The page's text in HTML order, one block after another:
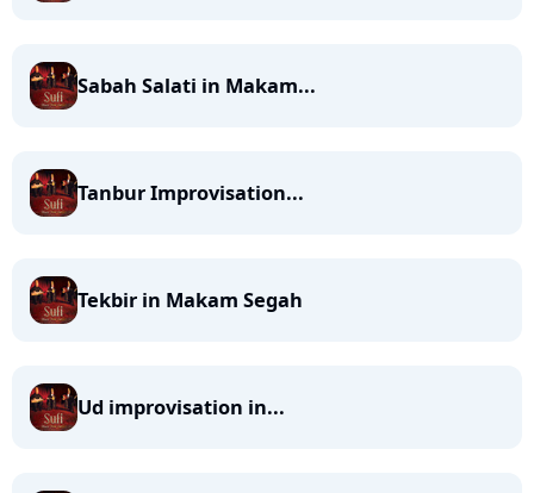
Sabah Salati in Makam...
Tanbur Improvisation...
Tekbir in Makam Segah
Ud improvisation in...